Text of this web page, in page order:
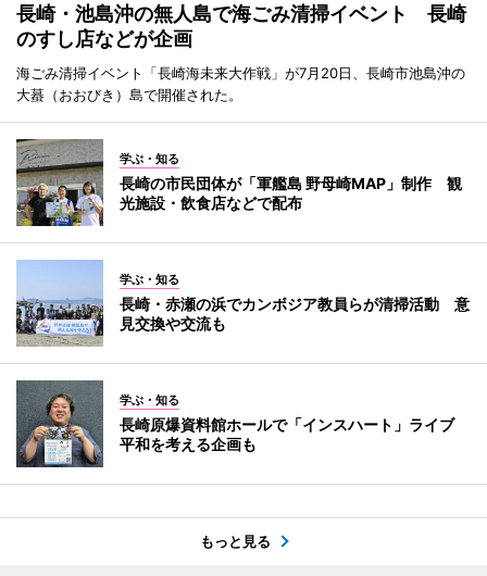
長崎・池島沖の無人島で海ごみ清掃イベント 長崎
のすし店などが企画
海ごみ清掃イベント「長崎海未来大作戦」が7月20日、長崎市池島沖の
大蟇（おおびき）島で開催された。
学ぶ・知る
長崎の市民団体が「軍艦島 野母崎MAP」制作 観
光施設・飲食店などで配布
学ぶ・知る
長崎・赤瀬の浜でカンボジア教員らが清掃活動 意
見交換や交流も
学ぶ・知る
長崎原爆資料館ホールで「インスハート」ライブ
平和を考える企画も
もっと見る